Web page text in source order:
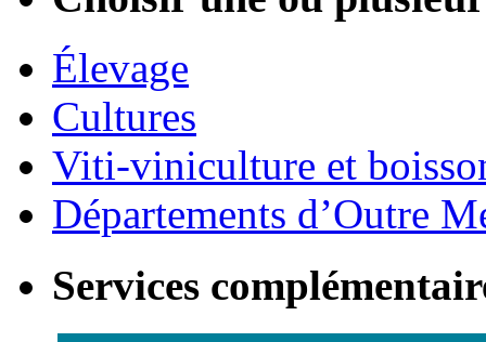
Élevage
Cultures
Viti-viniculture et
Départements d’Outre
Services